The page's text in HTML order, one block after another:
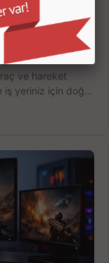
Nasıl Seçilir?
ve hareket
iş yeriniz için doğru